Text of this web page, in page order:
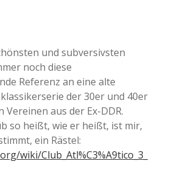
und subversivsten
noch diese
Referenz an eine alte
der 30er und 40er
Vereinen aus der Ex-DDR.
so heißt, wie er heißt, ist mir,
ein Rästel:
wiki/Club_Atl%C3%A9tico_3_